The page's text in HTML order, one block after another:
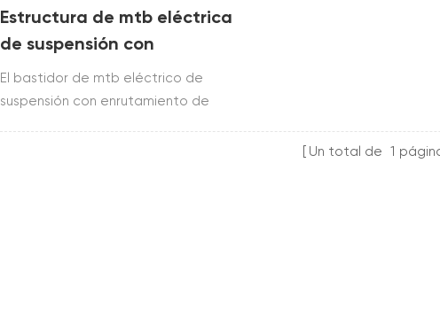
Estructura de mtb eléctrica
de suspensión con
enrutamiento de cables
completamente interno
El bastidor de mtb eléctrico de
suspensión con enrutamiento de
Un total de 1